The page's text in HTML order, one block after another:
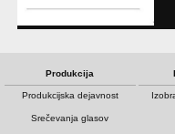
Produkcija
Produkcijska dejavnost
Srečevanja glasov